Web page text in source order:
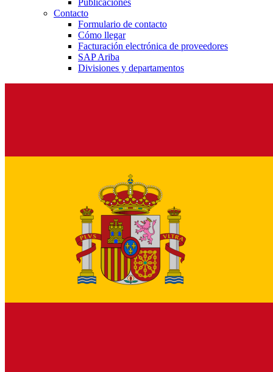
Publicaciones
Contacto
Formulario de contacto
Cómo llegar
Facturación electrónica de proveedores
SAP Ariba
Divisiones y departamentos